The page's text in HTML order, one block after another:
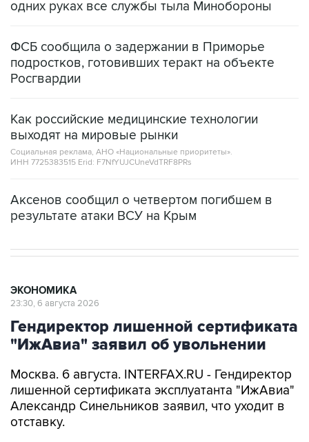
одних руках все службы тыла Минобороны
ФСБ сообщила о задержании в Приморье
подростков, готовивших теракт на объекте
Росгвардии
Как российские медицинские технологии
выходят на мировые рынки
Социальная реклама, АНО «Национальные приоритеты».
ИНН 7725383515 Erid: F7NfYUJCUneVdTRF8PRs
Аксенов сообщил о четвертом погибшем в
результате атаки ВСУ на Крым
ЭКОНОМИКА
23:30, 6 августа 2026
Гендиректор лишенной сертификата
"ИжАвиа" заявил об увольнении
Москва. 6 августа. INTERFAX.RU - Гендиректор
лишенной сертификата эксплуатанта "ИжАвиа"
Александр Синельников заявил, что уходит в
отставку.